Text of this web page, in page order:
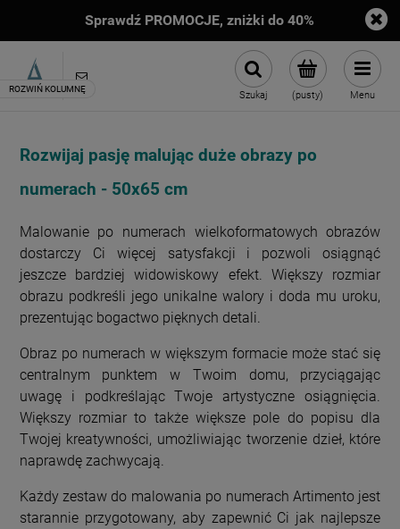
DARMOWA DOSTAWA od 149zł
(pusty)
Szukaj Menu
Rozwijaj pasję malując duże obrazy po
numerach - 50x65 cm
Malowanie po numerach wielkoformatowych obrazów
dostarczy Ci więcej satysfakcji i pozwoli osiągnąć
jeszcze bardziej widowiskowy efekt. Większy rozmiar
obrazu podkreśli jego unikalne walory i doda mu uroku,
prezentując bogactwo pięknych detali.
Obraz po numerach w większym formacie może stać się
centralnym punktem w Twoim domu, przyciągając
uwagę i podkreślając Twoje artystyczne osiągnięcia.
Większy rozmiar to także większe pole do popisu dla
Twojej kreatywności, umożliwiając tworzenie dzieł, które
naprawdę zachwycają.
Każdy zestaw do malowania po numerach Artimento jest
starannie przygotowany, aby zapewnić Ci jak najlepsze